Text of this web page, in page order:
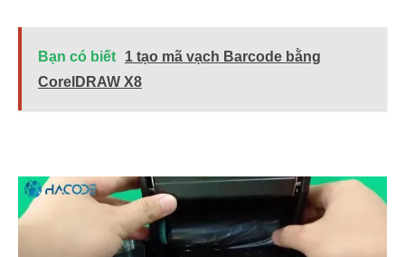
Bạn có biết
1 tạo mã vạch Barcode bằng
CorelDRAW X8